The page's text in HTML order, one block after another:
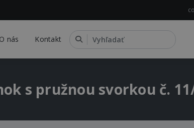
O nás Kontakt
s pružnou svorkou č.